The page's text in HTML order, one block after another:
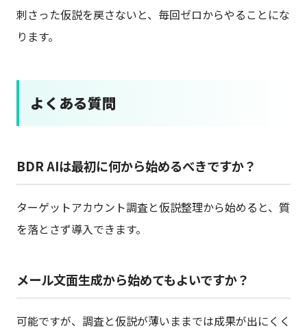
刺さった仮説を戻さないと、毎回ゼロからやることにな
ります。
よくある質問
BDR AIは最初に何から始めるべきですか？
ターゲットアカウント調査と仮説整理から始めると、質
を落とさず導入できます。
メール文面生成から始めてもよいですか？
可能ですが、調査と仮説が薄いままでは成果が出にくく